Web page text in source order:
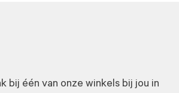
bij één van onze winkels bij jou in